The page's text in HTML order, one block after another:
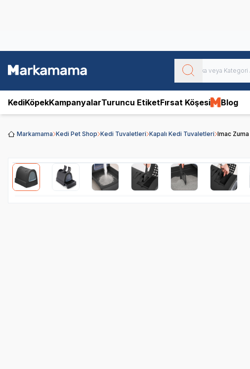
KediKöpekKampanyalarTuruncu EtiketFırsat Köşesi Blog
Markamama Kedi Pet Shop Kedi Tuvaletleri Kapalı Kedi Tuvaletleri Imac